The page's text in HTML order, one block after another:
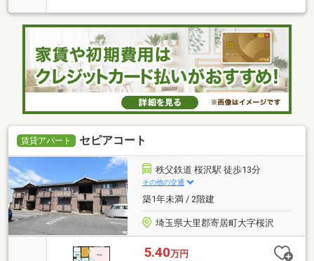
賃貸アパート セピアコート
秩父鉄道 桜沢駅 徒歩13分
その他の交通
築1年未満 / 2階建
埼玉県大里郡寄居町大字桜沢
5.40万円